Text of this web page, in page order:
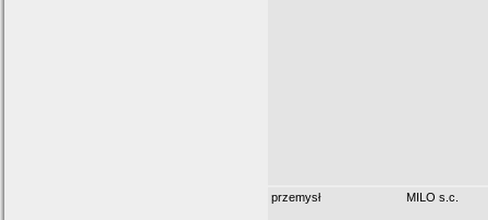
przemysł MILO s.c.